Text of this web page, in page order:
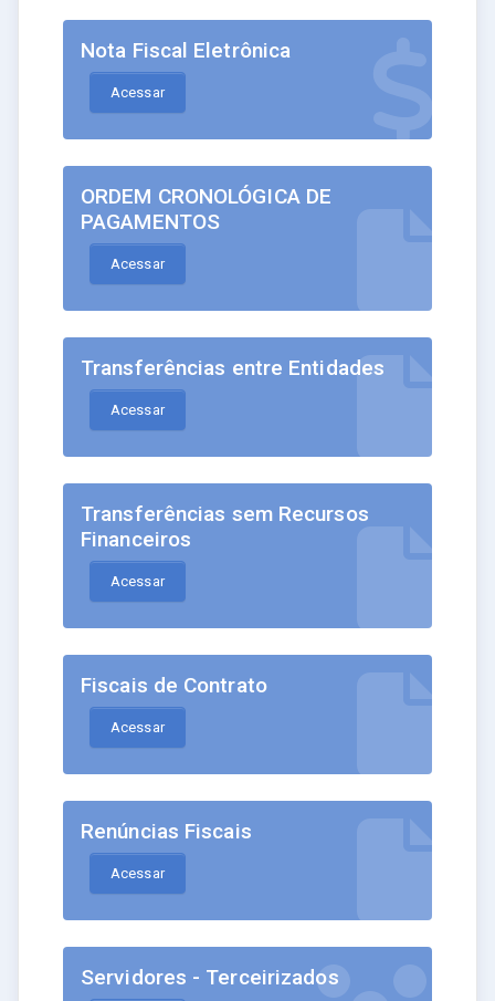
Nota Fiscal Eletrônica
Acessar
ORDEM CRONOLÓGICA DE
PAGAMENTOS
Acessar
Transferências entre Entidades
Acessar
Transferências sem Recursos
Financeiros
Acessar
Fiscais de Contrato
Acessar
Renúncias Fiscais
Acessar
Servidores - Terceirizados